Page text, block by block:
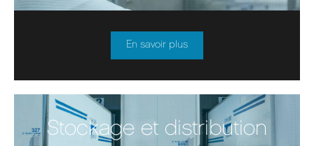
En savoir plus
Stockage et distribution